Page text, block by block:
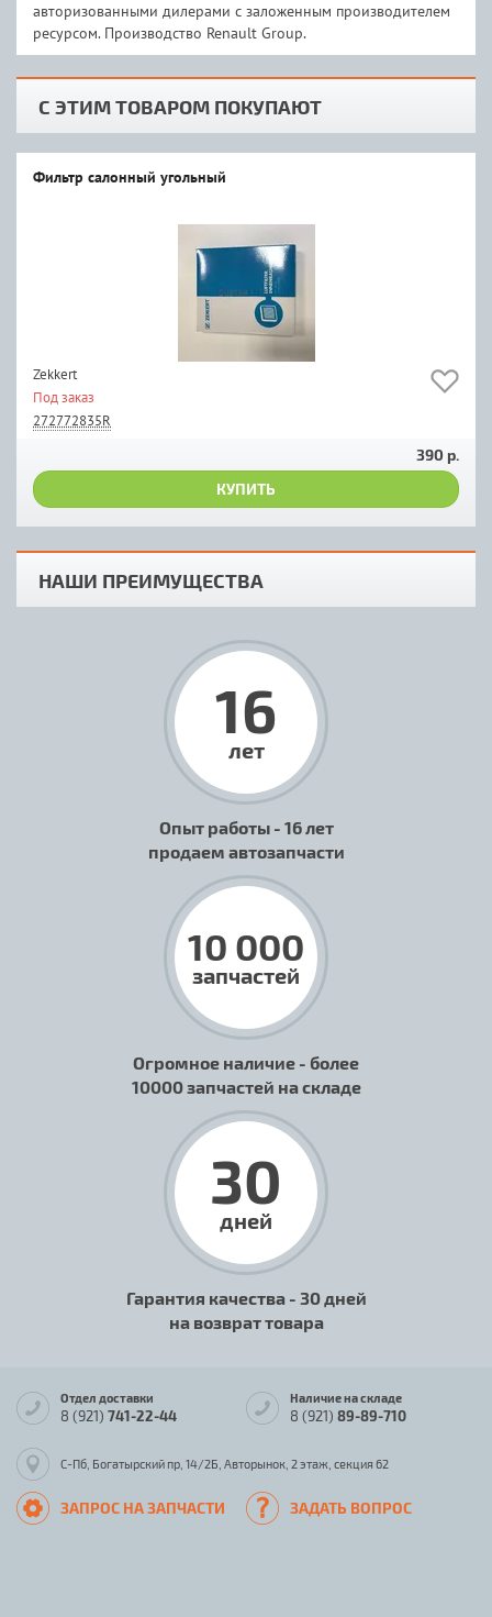
авторизованными дилерами с заложенным производителем
ресурсом. Производство Renault Group.
С ЭТИМ ТОВАРОМ ПОКУПАЮТ
Фильтр салонный угольный
Zekkert
Под заказ
272772835R
390 р.
КУПИТЬ
НАШИ ПРЕИМУЩЕСТВА
16
лет
Опыт работы - 16 лет
продаем автозапчасти
10 000
запчастей
Огромное наличие - более
10000 запчастей на складе
30
дней
Гарантия качества - 30 дней
на возврат товара
Отдел доставки
8 (921) 741-22-44
Наличие на складе
8 (921) 89-89-710
С-Пб, Богатырский пр, 14/2Б, Авторынок, 2 этаж, секция 62
ЗАПРОС НА ЗАПЧАСТИ ЗАДАТЬ ВОПРОС